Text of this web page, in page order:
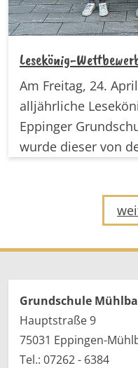
Lesekönig-
Am Freitag, 24.
alljährliche
Eppinger
wurde dieser von
Grundschule
Hauptstraße 9
75031 Eppingen-
Tel.: 07262 - 6384